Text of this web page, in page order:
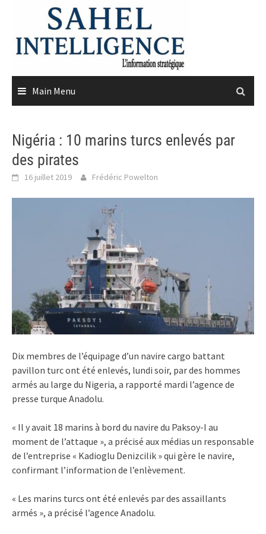
content
Main Menu
Nigéria : 10 marins turcs enlevés par
des pirates
16 juillet 2019 Frédéric Powelton
Dix membres de l’équipage d’un navire cargo battant
pavillon turc ont été enlevés, lundi soir, par des hommes
armés au large du Nigeria, a rapporté mardi l’agence de
presse turque Anadolu.
« Il y avait 18 marins à bord du navire du Paksoy-I au
moment de l’attaque », a précisé aux médias un responsable
de l’entreprise « Kadioglu Denizcilik » qui gère le navire,
confirmant l’information de l’enlèvement.
« Les marins turcs ont été enlevés par des assaillants
armés », a précisé l’agence Anadolu.